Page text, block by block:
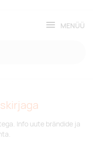
MENÜÜ
Info uute brändide ja